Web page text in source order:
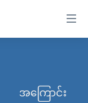
အကြောင်း